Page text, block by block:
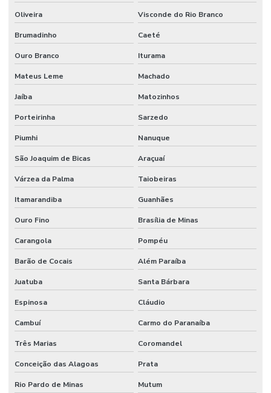
Oliveira Visconde do Rio Branco
Brumadinho Caeté
Ouro Branco Iturama
Mateus Leme Machado
Jaíba Matozinhos
Porteirinha Sarzedo
Piumhi Nanuque
São Joaquim de Bicas Araçuaí
Várzea da Palma Taiobeiras
Itamarandiba Guanhães
Ouro Fino Brasília de Minas
Carangola Pompéu
Barão de Cocais Além Paraíba
Juatuba Santa Bárbara
Espinosa Cláudio
Cambuí Carmo do Paranaíba
Três Marias Coromandel
Conceição das Alagoas Prata
Rio Pardo de Minas Mutum